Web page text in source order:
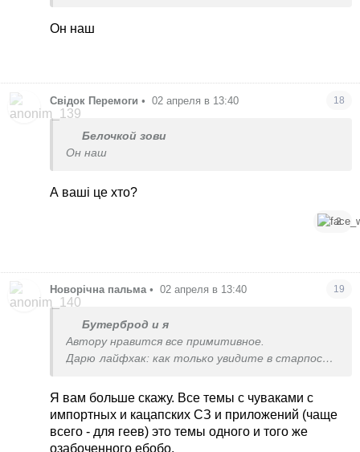
Он наш
Свідок Перемоги • 02 апреля в 13:40 18
Белочкой зови
Он наш
А ваші це хто?
2
Новорічна пальма • 02 апреля в 13:40 19
Бутерброд и я
Автору нравится все примитивное.
Дарю лайфхак: как только увидите в старпосте
знаками и т.д., это будет один и тот же автор
с максимально поверхностными темами
Я вам больше скажу. Все темы с чуваками с
импортных и кацапских СЗ и приложений (чаще
всего - для геев) это темы одного и того же
озабоченного ебобо.